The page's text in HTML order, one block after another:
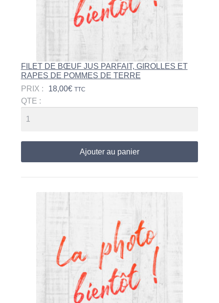
FILET DE BŒUF JUS PARFAIT, GIROLLES ET
RAPES DE POMMES DE TERRE
PRIX :
18,00€ TTC
QTE :
Ajouter au panier